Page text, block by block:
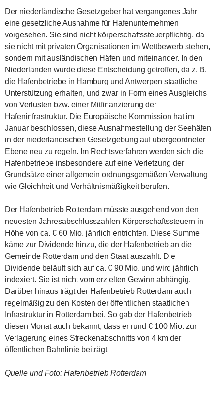
Der niederländische Gesetzgeber hat vergangenes Jahr
eine gesetzliche Ausnahme für Hafenunternehmen
vorgesehen. Sie sind nicht körperschaftssteuerpflichtig, da
sie nicht mit privaten Organisationen im Wettbewerb stehen,
sondern mit ausländischen Häfen und miteinander. In den
Niederlanden wurde diese Entscheidung getroffen, da z. B.
die Hafenbetriebe in Hamburg und Antwerpen staatliche
Unterstützung erhalten, und zwar in Form eines Ausgleichs
von Verlusten bzw. einer Mitfinanzierung der
Hafeninfrastruktur. Die Europäische Kommission hat im
Januar beschlossen, diese Ausnahmestellung der Seehäfen
in der niederländischen Gesetzgebung auf übergeordneter
Ebene neu zu regeln. Im Rechtsverfahren werden sich die
Hafenbetriebe insbesondere auf eine Verletzung der
Grundsätze einer allgemein ordnungsgemäßen Verwaltung
wie Gleichheit und Verhältnismäßigkeit berufen.
Der Hafenbetrieb Rotterdam müsste ausgehend von den
neuesten Jahresabschlusszahlen Körperschaftssteuern in
Höhe von ca. € 60 Mio. jährlich entrichten. Diese Summe
käme zur Dividende hinzu, die der Hafenbetrieb an die
Gemeinde Rotterdam und den Staat auszahlt. Die
Dividende beläuft sich auf ca. € 90 Mio. und wird jährlich
indexiert. Sie ist nicht vom erzielten Gewinn abhängig.
Darüber hinaus trägt der Hafenbetrieb Rotterdam auch
regelmäßig zu den Kosten der öffentlichen staatlichen
Infrastruktur in Rotterdam bei. So gab der Hafenbetrieb
diesen Monat auch bekannt, dass er rund € 100 Mio. zur
Verlagerung eines Streckenabschnitts von 4 km der
öffentlichen Bahnlinie beiträgt.
Quelle und Foto: Hafenbetrieb Rotterdam